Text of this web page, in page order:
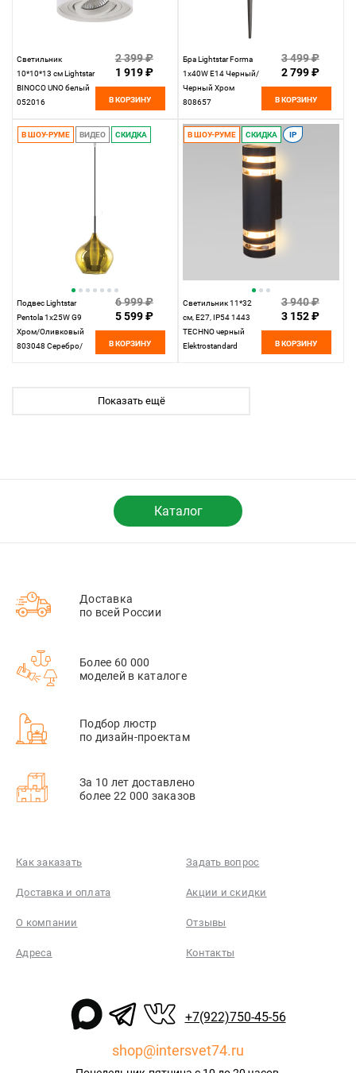
Светильник
10*10*13 cм Lightstar
BINOCO UNO белый
052016
2 399 ₽
1 919 ₽
В КОРЗИНУ
Бра Lightstar Forma
1х40W E14 Черный/
Черный Хром
808657
3 499 ₽
2 799 ₽
В КОРЗИНУ
В ШОУ-РУМЕ ВИДЕО СКИДКА
Подвес Lightstar
Pentola 1х25W G9
Хром/Оливковый
803048 Серебро/
6 999 ₽
5 599 ₽
В КОРЗИНУ
В ШОУ-РУМЕ СКИДКА IP
Светильник 11*32
см, Е27, IP54 1443
TECHNO черный
Elektrostandard
3 940 ₽
3 152 ₽
В КОРЗИНУ
Показать ещё
Каталог
Доставка
по всей России
Более 60 000
моделей в каталоге
Подбор люстр
по дизайн-проектам
За 10 лет доставлено
более 22 000 заказов
Как заказать Задать вопрос
Доставка и оплата Акции и скидки
О компании Отзывы
Адреса Контакты
+7(922)750-45-56
shop@intersvet74.ru